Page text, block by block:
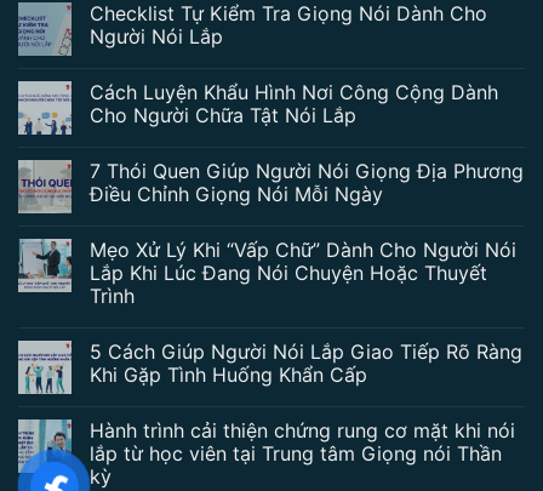
Checklist Tự Kiểm Tra Giọng Nói Dành Cho
Người Nói Lắp
Cách Luyện Khẩu Hình Nơi Công Cộng Dành
Cho Người Chữa Tật Nói Lắp
7 Thói Quen Giúp Người Nói Giọng Địa Phương
Điều Chỉnh Giọng Nói Mỗi Ngày
Mẹo Xử Lý Khi “Vấp Chữ” Dành Cho Người Nói
Lắp Khi Lúc Đang Nói Chuyện Hoặc Thuyết
Trình
5 Cách Giúp Người Nói Lắp Giao Tiếp Rõ Ràng
Khi Gặp Tình Huống Khẩn Cấp
Hành trình cải thiện chứng rung cơ mặt khi nói
lắp từ học viên tại Trung tâm Giọng nói Thần
kỳ